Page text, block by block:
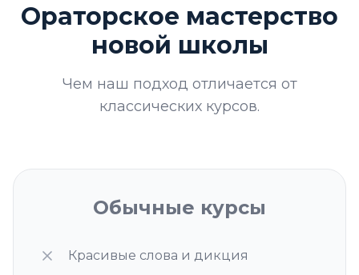
Ораторское мастерство
новой школы
Чем наш подход отличается от
классических курсов.
Обычные курсы
Красивые слова и дикция